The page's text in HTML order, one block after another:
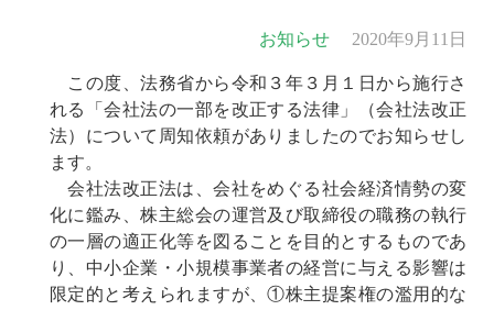
お知らせ 2020年9月11日
この度、法務省から令和３年３月１日から施行さ
れる「会社法の一部を改正する法律」（会社法改正
法）について周知依頼がありましたのでお知らせし
ます。
会社法改正法は、会社をめぐる社会経済情勢の変
化に鑑み、株主総会の運営及び取締役の職務の執行
の一層の適正化等を図ることを目的とするものであ
り、中小企業・小規模事業者の経営に与える影響は
限定的と考えられますが、①株主提案権の濫用的な